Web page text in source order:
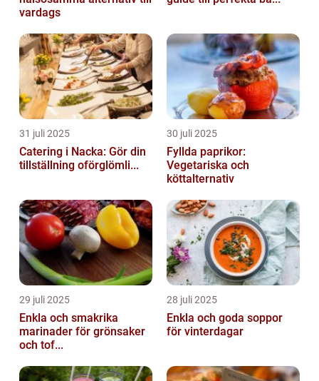
vardags
31 juli 2025
Catering i Nacka: Gör din
tillställning oförglömli...
30 juli 2025
Fyllda paprikor:
Vegetariska och
köttalternativ
29 juli 2025
Enkla och smakrika
marinader för grönsaker
och tof...
28 juli 2025
Enkla och goda soppor
för vinterdagar